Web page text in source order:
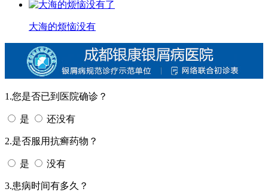
大海的烦恼没有
1.您是否已到医院确诊？
是 还没有
2.是否服用抗癣药物？
是 没有
3.患病时间有多久？